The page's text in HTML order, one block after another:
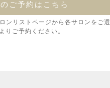
ご予約はこちら
ンリストページから各サロンをご選
りご予約ください。